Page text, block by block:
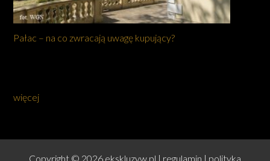
Pałac – na co zwracają uwagę kupujący?
więcej
Copyright © 2026 ekskluzyw.pl | regulamin | polityka